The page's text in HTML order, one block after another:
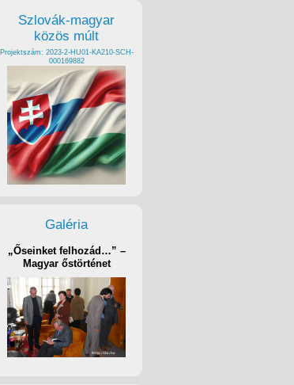
Szlovák-magyar
közös múlt
Projektszám: 2023-2-HU01-KA210-SCH-
000169882
Galéria
„Őseinket felhozád…” –
Magyar őstörténet